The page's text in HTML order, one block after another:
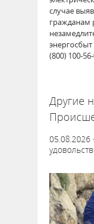
случае
гражданам
(800) 100-56-
Другие
05.08.2026